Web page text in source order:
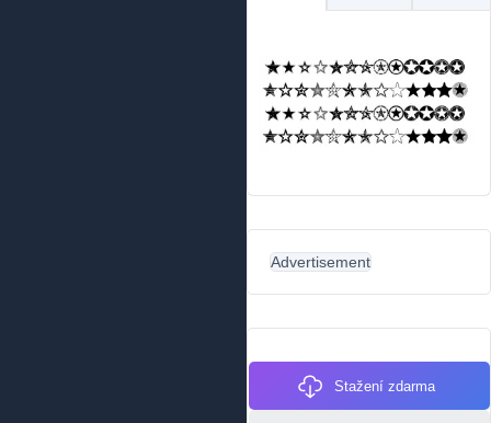
Advertisement
Stažení zdarma